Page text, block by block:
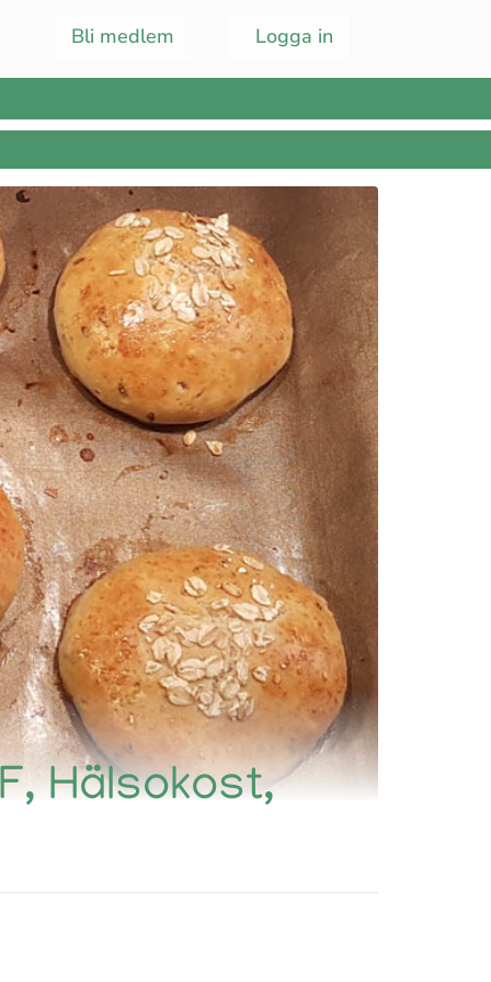
Logga in
Bli medlem
Hälsokost,